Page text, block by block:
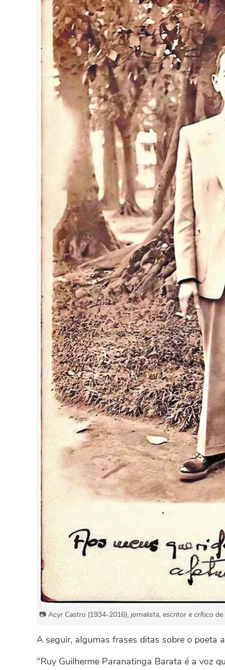
📷 Acyr Castro (1934-2016), jornalista, escritor e crítico de
A seguir, algumas frases ditas sobre o poeta
"Ruy Guilherme Paranatinga Barata é a voz